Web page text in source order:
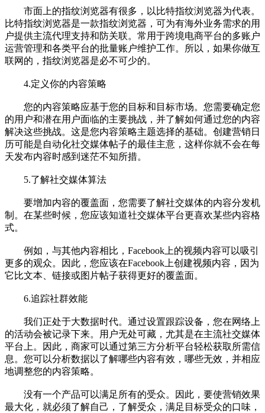
市面上的指纹浏览器有很多，以比特指纹浏览器为代表。
比特指纹浏览器是一款指纹浏览器，可为有海外业务需求的用
户提供主流代理支持和防关联。常用于跨境电商平台的多账户
运营管理和各类平台的批量账户维护工作。所以，如果你做互
联网的，指纹浏览器是必不可少的。
4.定义你的内容策略
您的内容策略应基于您的目标和目标市场。您需要确定您
的用户和潜在用户面临的主要挑战，并了解如何通过您的内容
解决这些挑战。这是您内容策略主题选择的基础。创建营销日
历可能是自动化社交媒体帖子的最佳主意，这样你就不会在每
天发布内容时感到迷茫不知所措。
5.了解社交媒体算法
要增加内容的覆盖面，您需要了解社交媒体的内容分发机
制。在某些时候，您应该知道社交媒体平台更喜欢某些内容格
式。
例如，与其他内容相比，Facebook上的视频内容可以吸引
更多的观众。因此，您应该在Facebook上创建视频内容，因为
它比文本、链接或图片帖子获得更好的覆盖面。
6.追踪社群效能
我们正处于大数据时代。通过设置跟踪设备，您在网络上
的活动会被记录下来。用户无处可藏，尤其是在主流社交媒体
平台上。因此，商家可以通过第三方分析平台轻松获取所需信
息。您可以分析数据以了解哪些内容有效，哪些无效，并相应
地调整您的内容策略。
没有一个产品可以满足所有的受众。因此，要使营销效果
最大化，就必须了解自己，了解受众，满足目标受众的口味，